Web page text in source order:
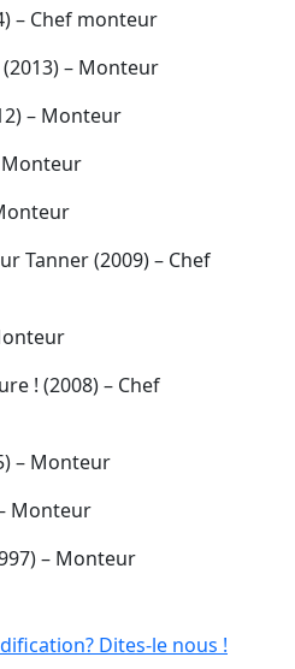
– Chef monteur
– Monteur
– Monteur
Monteur
Tanner (2009) – Chef
! (2008) – Chef
– Monteur
Monteur
– Monteur
Dites-le nous !